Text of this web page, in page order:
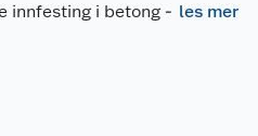
innfesting i betong - les mer